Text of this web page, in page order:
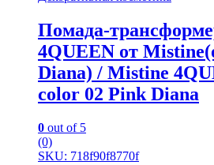
Помада-
4QUEEN от
Diana) / Mistine
color 02 Pink Diana
0 out of 5
(0)
SKU: 718f90f8770f